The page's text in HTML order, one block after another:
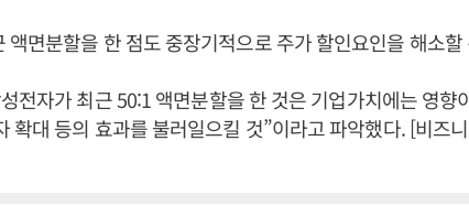
액면분할을 한 점도 중장기적으로 주가 할인요인을 해소
전자가 최근 50:1 액면분할을 한 것은 기업가치에는 영향
확대 등의 효과를 불러일으킬 것”이라고 파악했다. [비즈